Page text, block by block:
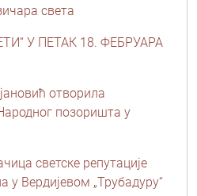
света
У ПЕТАК 18. ФЕБРУАРА
отворила
позоришта у
светске репутације
у Вердијевом „Трубадуру“